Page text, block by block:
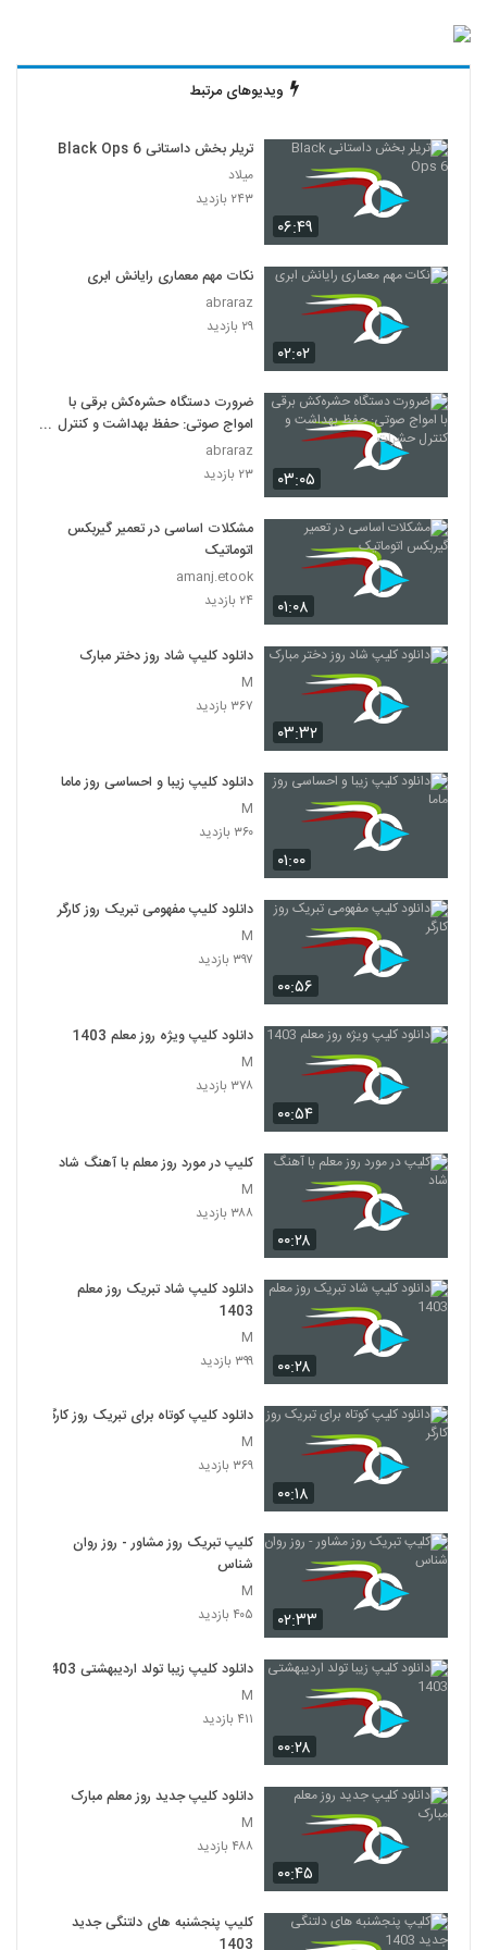
ویدیوهای مرتبط
۰۶:۴۹
تریلر بخش داستانی Black Ops 6
میلاد
۲۴۳ بازدید
۰۲:۰۲
نکات مهم معماری رایانش ابری
abraraz
۲۹ بازدید
۰۳:۰۵
ضرورت دستگاه حشره‌کش برقی با
امواج صوتی: حفظ بهداشت و کنترل
حشرات
abraraz
۲۳ بازدید
۰۱:۰۸
مشکلات اساسی در تعمیر گیربکس
اتوماتیک
amanj.etook
۲۴ بازدید
۰۳:۳۲
دانلود کلیپ شاد روز دختر مبارک
M
۳۶۷ بازدید
۰۱:۰۰
دانلود کلیپ زیبا و احساسی روز ماما
M
۳۶۰ بازدید
۰۰:۵۶
دانلود کلیپ مفهومی تبریک روز کارگر
M
۳۹۷ بازدید
۰۰:۵۴
دانلود کلیپ ویژه روز معلم 1403
M
۳۷۸ بازدید
۰۰:۲۸
کلیپ در مورد روز معلم با آهنگ شاد
M
۳۸۸ بازدید
۰۰:۲۸
دانلود کلیپ شاد تبریک روز معلم
1403
M
۳۹۹ بازدید
۰۰:۱۸
دانلود کلیپ کوتاه برای تبریک روز کارگر
M
۳۶۹ بازدید
۰۲:۳۳
کلیپ تبریک روز مشاور - روز روان
شناس
M
۴۰۵ بازدید
۰۰:۲۸
دانلود کلیپ زیبا تولد اردیبهشتی 1403
M
۴۱۱ بازدید
۰۰:۴۵
دانلود کلیپ جدید روز معلم مبارک
M
۴۸۸ بازدید
کلیپ پنجشنبه های دلتنگی جدید
1403